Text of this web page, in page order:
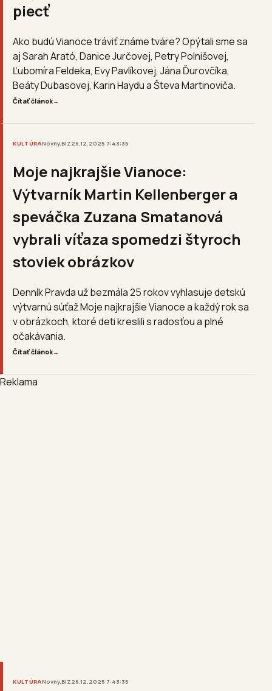
piecť
Ako budú Vianoce tráviť známe tváre? Opýtali sme sa
aj Sarah Arató, Danice Jurčovej, Petry Polnišovej,
Ľubomíra Feldeka, Evy Pavlíkovej, Jána Ďurovčíka,
Beáty Dubasovej, Karin Haydu a Števa Martinoviča.
Čítať článok→
KULTÚRANovny.BIZ26.12.2025 7:43:35
Moje najkrajšie Vianoce:
Výtvarník Martin Kellenberger a
speváčka Zuzana Smatanová
vybrali víťaza spomedzi štyroch
stoviek obrázkov
Denník Pravda už bezmála 25 rokov vyhlasuje detskú
výtvarnú súťaž Moje najkrajšie Vianoce a každý rok sa
v obrázkoch, ktoré deti kreslili s radosťou a plné
očakávania.
Čítať článok→
Reklama
KULTÚRANovny.BIZ26.12.2025 7:43:35